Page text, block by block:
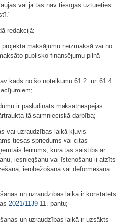
vai ja tās nav tiesīgas uzturēties
redakcijā:
maksājumu neizmaksā vai no
publisko finansējumu pilnā
kāds no šo noteikumu 61.2. un 61.4.
ir pasludināts maksātnespējas
tā saimnieciskā darbība;
vai uzraudzības laikā kļuvis
tiesas spriedums vai citas
lēmums, kurā tas saistībā ar
iesniegšanu vai īstenošanu ir atzīts
ierobežošanā vai deformēšanā
un uzraudzības laikā ir konstatēts
2021/1139 11. pantu;
un uzraudzības laikā ir uzsākts